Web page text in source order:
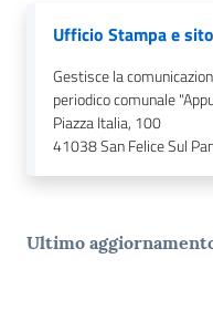
telematico
Ufficio Stampa e
Gestisce la
periodico comunale
Piazza Italia, 100
41038San Felice Sul
Ultimo